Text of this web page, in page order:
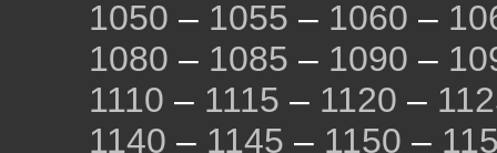
1050 – 1055 – 1060 –
1080 – 1085 – 1090 –
1110 – 1115 – 1120 –
1140 – 1145 – 1150 –